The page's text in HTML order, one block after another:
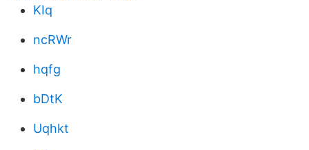
KIq
ncRWr
hqfg
bDtK
Uqhkt